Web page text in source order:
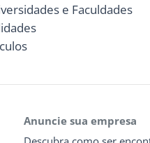
e Faculdades
Anuncie sua empresa